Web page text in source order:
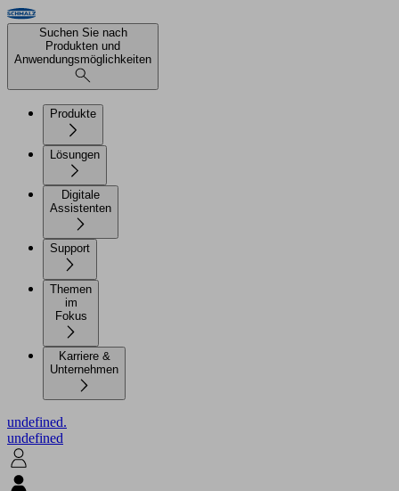
Suchen Sie nach
Produkten und
Anwendungsmöglichkeiten
Produkte
Lösungen
Digitale
Assistenten
Support
Themen
im
Karriere &
Unternehmen
undefined.
undefined